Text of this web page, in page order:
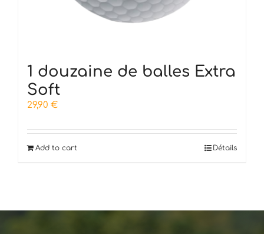
1 douzaine de balles Extra
Soft
29,90 €
Add to cart Détails